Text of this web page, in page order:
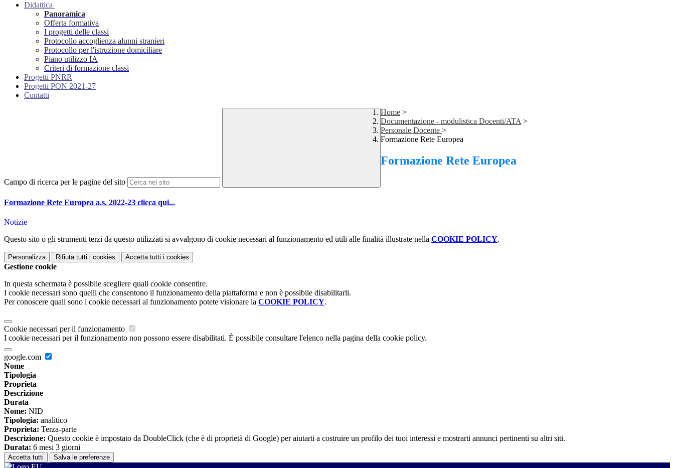
Didattica
Panoramica
Offerta formativa
I progetti delle classi
Protocollo accoglienza alunni stranieri
Protocollo per l'istruzione domiciliare
Piano utilizzo IA
Criteri di formazione classi
Progetti PNRR
Progetti PON 2021-27
Contatti
Campo di ricerca per le pagine del sito
Home >
Documentazione - modulistica Docenti/ATA >
Personale Docente >
Formazione Rete Europea
Formazione Rete Europea
Formazione Rete Europea a.s. 2022-23 clicca qui...
Notizie
Questo sito o gli strumenti terzi da questo utilizzati si avvalgono di cookie necessari al funzionamento ed utili alle finalità illustrate nella COOKIE POLICY.
Personalizza Rifiuta tutti i cookies Accetta tutti i cookies
Gestione cookie
In questa schermata è possibile scegliere quali cookie consentire.
I cookie necessari sono quelli che consentono il funzionamento della piattaforma e non è possibile disabilitarli.
Per conoscere quali sono i cookie necessari al funzionamento potete visionare la COOKIE POLICY.
Cookie necessari per il funzionamento
I cookie necessari per il funzionamento non possono essere disabilitati. È possibile consultare l'elenco nella pagina della cookie policy.
google.com
Nome
Tipologia
Proprieta
Descrizione
Durata
Nome: NID
Tipologia: analitico
Proprieta: Terza-parte
Descrizione: Questo cookie è impostato da DoubleClick (che è di proprietà di Google) per aiutarti a costruire un profilo dei tuoi interessi e mostrarti annunci pertinenti su altri siti.
Durata: 6 mesi 3 giorni
Accetta tutti Salva le preferenze